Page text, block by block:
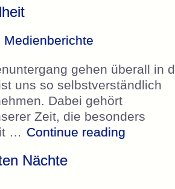
Medienberichte
gehen überall in
uns so selbstverständlich
Dabei gehört
Zeit, die besonders
… Continue reading „scnat
Nächte